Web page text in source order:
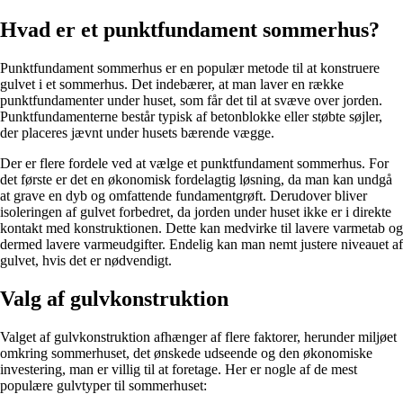
Hvad er et punktfundament sommerhus?
Punktfundament sommerhus er en populær metode til at konstruere
gulvet i et sommerhus. Det indebærer, at man laver en række
punktfundamenter under huset, som får det til at svæve over jorden.
Punktfundamenterne består typisk af betonblokke eller støbte søjler,
der placeres jævnt under husets bærende vægge.
Der er flere fordele ved at vælge et punktfundament sommerhus. For
det første er det en økonomisk fordelagtig løsning, da man kan undgå
at grave en dyb og omfattende fundamentgrøft. Derudover bliver
isoleringen af gulvet forbedret, da jorden under huset ikke er i direkte
kontakt med konstruktionen. Dette kan medvirke til lavere varmetab og
dermed lavere varmeudgifter. Endelig kan man nemt justere niveauet af
gulvet, hvis det er nødvendigt.
Valg af gulvkonstruktion
Valget af gulvkonstruktion afhænger af flere faktorer, herunder miljøet
omkring sommerhuset, det ønskede udseende og den økonomiske
investering, man er villig til at foretage. Her er nogle af de mest
populære gulvtyper til sommerhuset: